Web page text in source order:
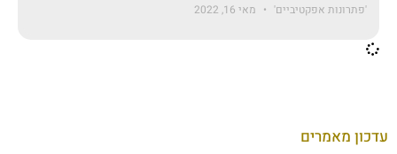
'פתרונות אפקטיביים'
מאי 16, 2022
עדכון מאמרים